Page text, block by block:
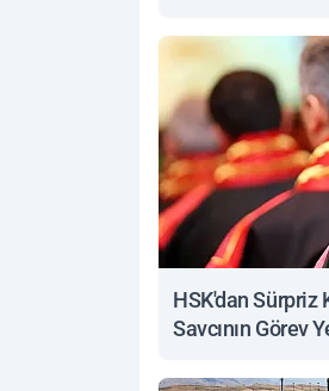
HSK'dan Sürpriz
Savcının Görev